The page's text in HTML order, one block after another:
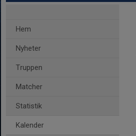
Hem
Nyheter
Truppen
Matcher
Statistik
Kalender